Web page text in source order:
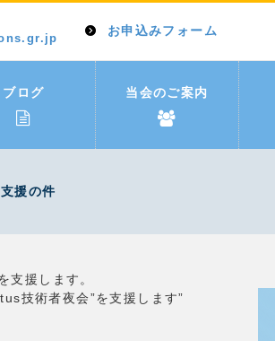
お申込みフォーム
ブログ 当会のご案内
援の件
支援します。
技術者夜会”を支援します”